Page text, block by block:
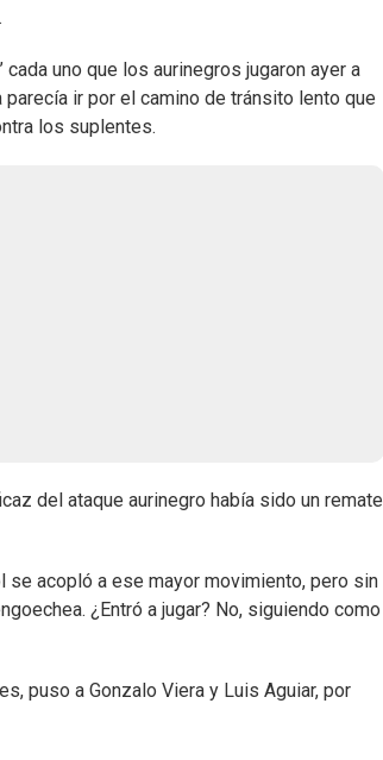
uno que los aurinegros jugaron ayer a
ir por el camino de tránsito lento que
los suplentes.
del ataque aurinegro había sido un remate
se acopló a ese mayor movimiento, pero sin
¿Entró a jugar? No, siguiendo como
puso a Gonzalo Viera y Luis Aguiar, por